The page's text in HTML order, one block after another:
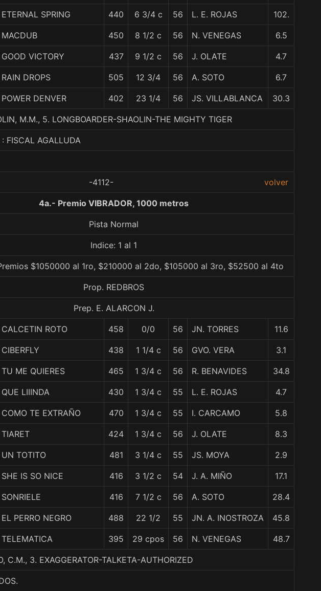
ETERNAL SPRING 440 6 3/4 c 56 L. E. ROJAS 102.
MACDUB 450 8 1/2 c 56 N. VENEGAS 6.5
GOOD VICTORY 437 9 1/2 c 56 J. OLATE 4.7
RAIN DROPS 505 12 3/4 56 A. SOTO 6.7
POWER DENVER 402 23 1/4 56 JS. VILLABLANCA 30.3
M.M., 5. LONGBOARDER-SHAOLIN-THE MIGHTY TIGER
: FISCAL AGALLUDA
-4112- volver
4a.- Premio VIBRADOR, 1000 metros
Pista Normal
Indice: 1 al 1
$1050000 al 1ro, $210000 al 2do, $105000 al 3ro, $52500 al 4to
Prop. REDBROS
Prep. E. ALARCON J.
CALCETIN ROTO 458 0/0 56 JN. TORRES 11.6
CIBERFLY 438 1 1/4 c 56 GVO. VERA 3.1
TU ME QUIERES 465 1 3/4 c 56 R. BENAVIDES 34.8
QUE LIIINDA 430 1 3/4 c 55 L. E. ROJAS 4.7
COMO TE EXTRAÑO 470 1 3/4 c 55 I. CARCAMO 5.8
TIARET 424 1 3/4 c 56 J. OLATE 8.3
UN TOTITO 481 3 1/4 c 55 JS. MOYA 2.9
SHE IS SO NICE 416 3 1/2 c 54 J. A. MIÑO 17.1
SONRIELE 416 7 1/2 c 56 A. SOTO 28.4
EL PERRO NEGRO 488 22 1/2 55 JN. A. INOSTROZA 45.8
TELEMATICA 395 29 cpos 56 N. VENEGAS 48.7
C.M., 3. EXAGGERATOR-TALKETA-AUTHORIZED